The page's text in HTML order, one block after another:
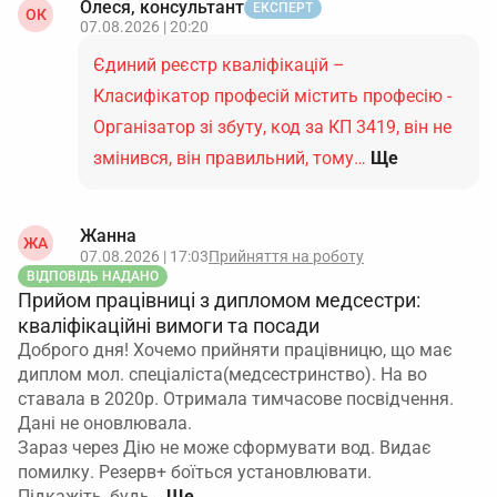
ОК Олеся, консультант ЕКСПЕРТ
07.08.2026 | 20:20
Єдиний реєстр кваліфікацій –
Класифікатор професій містить професію -
Організатор зі збуту, код за КП 3419, він не
змінився, він правильний, тому… Ще
ЖА Жанна
07.08.2026 | 17:03Прийняття на роботу
ВІДПОВІДЬ НАДАНО
Прийом працівниці з дипломом медсестри:
кваліфікаційні вимоги та посади
Доброго дня! Хочемо прийняти працівницю, що має
диплом мол. спеціаліста(медсестринство). На во
ставала в 2020р. Отримала тимчасове посвідчення.
Дані не оновлювала.
Зараз через Дію не може сформувати вод. Видає
помилку. Резерв+ боїться установлювати.